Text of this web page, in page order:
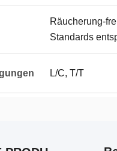
Räucherung-
Standards
L/C, T/T